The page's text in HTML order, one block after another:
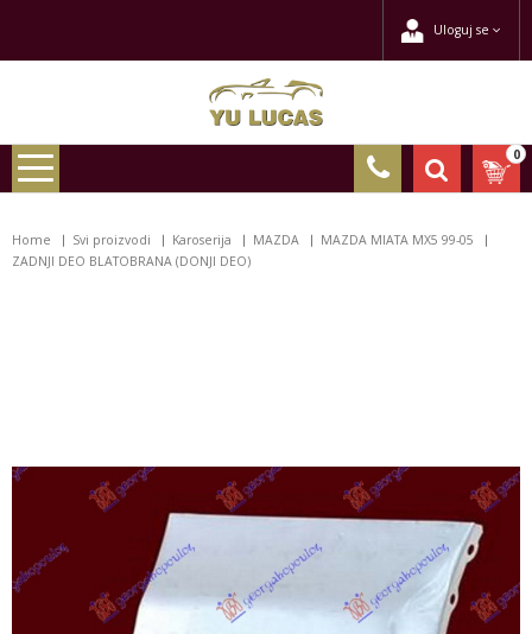
Uloguj se
0
Home Svi proizvodi Karoserija MAZDA
MAZDA MIATA MX5 99-05
ZADNJI DEO BLATOBRANA (DONJI DEO)